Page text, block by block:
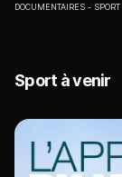
DOCUMENTAIRES SPORT
Sport à venir